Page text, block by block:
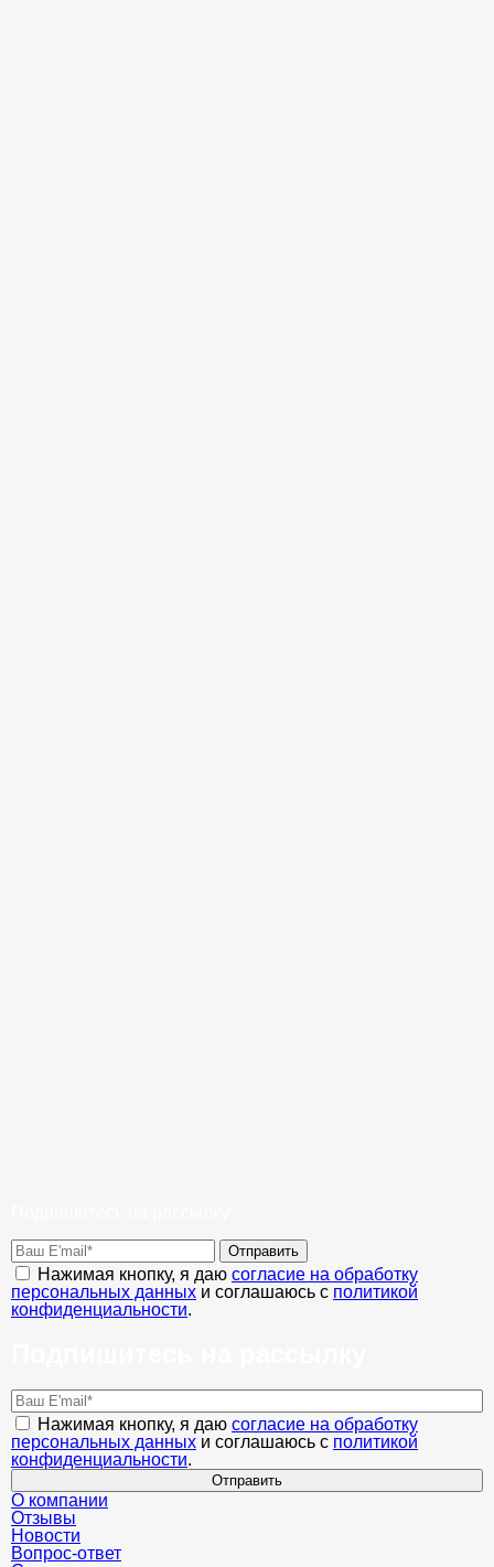
Отправить
Нажимая кнопку, я даю согласие на обработку
персональных данных и соглашаюсь с политикой
конфиденциальности.
Нажимая кнопку, я даю согласие на обработку
персональных данных и соглашаюсь с политикой
конфиденциальности.
Отправить
О компании
Отзывы
Новости
Вопрос-ответ